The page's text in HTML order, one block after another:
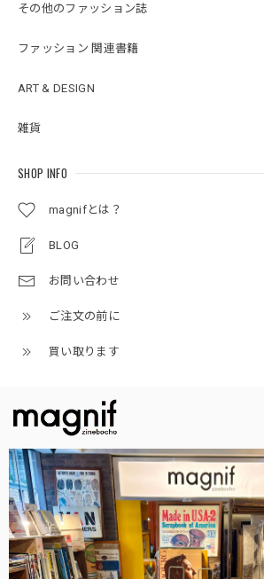
その他のファッション誌
ファッション 関連書籍
ART & DESIGN
雑貨
SHOP INFO
magnifとは？
BLOG
お問い合わせ
ご注文の前に
買い取ります